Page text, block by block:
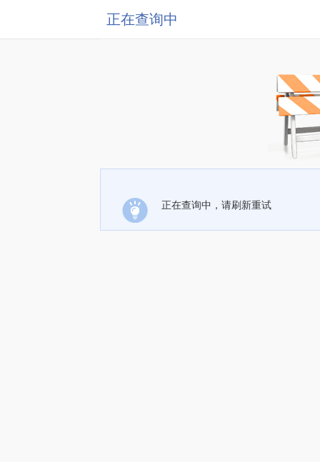
正在查询中
正在查询中，请刷新重试